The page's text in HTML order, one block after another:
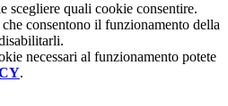
scegliere quali cookie consentire.
consentono il funzionamento della
necessari al funzionamento potete
.